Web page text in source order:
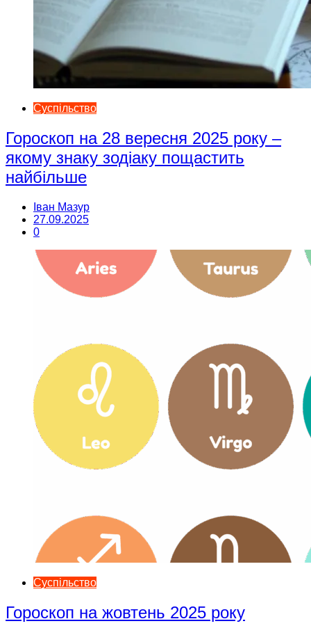
Суспільство
Гороскоп на 28 вересня 2025 року –
якому знаку зодіаку пощастить
найбільше
Іван Мазур
27.09.2025
0
Суспільство
Гороскоп на жовтень 2025 року